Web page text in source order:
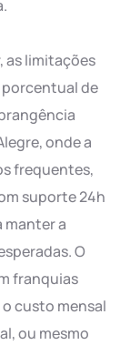
as limitações
de
onde a
frequentes,
suporte 24h
manter a
O
franquias
custo mensal
ou mesmo